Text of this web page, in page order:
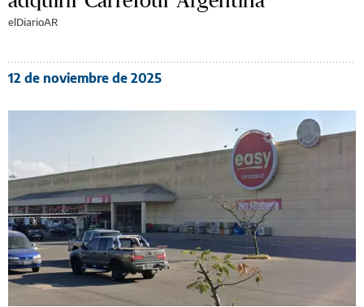
elDiarioAR
12 de noviembre de 2025